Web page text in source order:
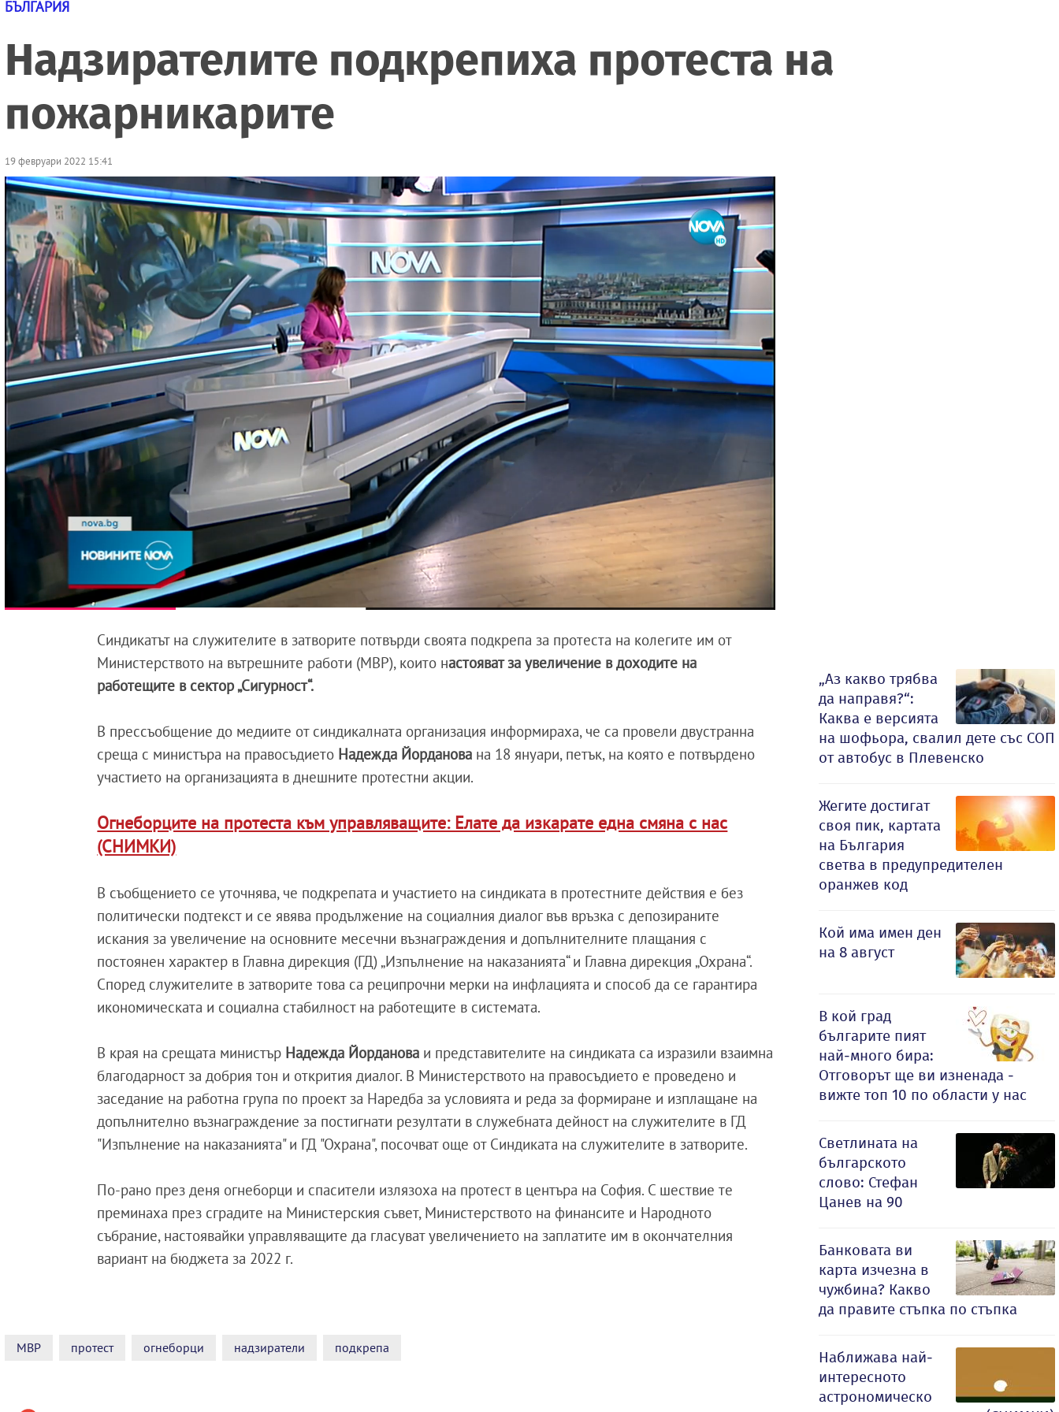
БЪЛГАРИЯ
Надзирателите подкрепиха протеста на
пожарникарите
19 февруари 2022 15:41
Синдикатът на служителите в затворите потвърди своята подкрепа за протеста на колегите им от
Министерството на вътрешните работи (МВР), които настояват за увеличение в доходите на
работещите в сектор „Сигурност“.
В прессъобщение до медиите от синдикалната организация информираха, че са провели двустранна
среща с министъра на правосъдието Надежда Йорданова на 18 януари, петък, на която е потвърдено
участието на организацията в днешните протестни акции.
Огнеборците на протеста към управляващите: Елате да изкарате една смяна с нас
(СНИМКИ)
В съобщението се уточнява, че подкрепата и участието на синдиката в протестните действия е без
политически подтекст и се явява продължение на социалния диалог във връзка с депозираните
искания за увеличение на основните месечни възнаграждения и допълнителните плащания с
постоянен характер в Главна дирекция (ГД) „Изпълнение на наказанията“ и Главна дирекция „Охрана“.
Според служителите в затворите това са реципрочни мерки на инфлацията и способ да се гарантира
икономическата и социална стабилност на работещите в системата.
В края на срещата министър Надежда Йорданова и представителите на синдиката са изразили взаимна
благодарност за добрия тон и открития диалог. В Министерството на правосъдието е проведено и
заседание на работна група по проект за Наредба за условията и реда за формиране и изплащане на
допълнително възнаграждение за постигнати резултати в служебната дейност на служителите в ГД
"Изпълнение на наказанията" и ГД "Охрана", посочват още от Синдиката на служителите в затворите.
По-рано през деня огнеборци и спасители излязоха на протест в центъра на София. С шествие те
преминаха през сградите на Министерския съвет, Министерството на финансите и Народното
събрание, настоявайки управляващите да гласуват увеличението на заплатите им в окончателния
вариант на бюджета за 2022 г.
МВР протест огнеборци надзиратели подкрепа
„Аз какво трябва
да направя?“:
Каква е версията
на шофьора, свалил дете със СОП
от автобус в Плевенско
Жегите достигат
своя пик, картата
на България
светва в предупредителен
оранжев код
Кой има имен ден
на 8 август
В кой град
българите пият
най-много бира:
Отговорът ще ви изненада -
вижте топ 10 по области у нас
Светлината на
българското
слово: Стефан
Цанев на 90
Банковата ви
карта изчезна в
чужбина? Какво
да правите стъпка по стъпка
Наближава най-
интересното
астрономическо